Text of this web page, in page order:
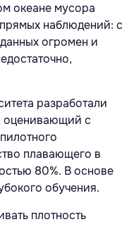
океане мусора
наблюдений: с
огромен и
разработали
оценивающий с
плавающего в
80%. В основе
обучения.
плотность